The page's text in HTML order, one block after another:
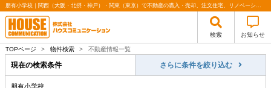
朋有小学校｜関西（大阪・北摂・神戸）・関東（東京）で不動産の購入・売却、注文住宅、リノベーションの事なら株式会社ハウスコミュニケーション
検索 お知らせ
TOPページ > 物件検索 > 不動産情報一覧
現在の検索条件 さらに条件を絞り込む
朋有小学校